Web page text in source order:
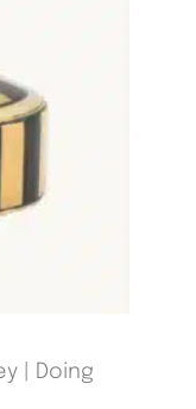
| Doing